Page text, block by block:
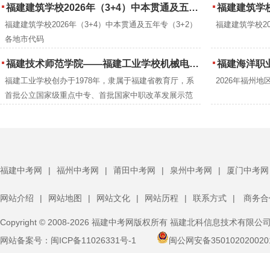
福建建筑学校2026年（3+4）中本贯通及五年专（3+2）各地市代码
福建建筑学校2026年（3+4）中本贯通及五年专（3+2）
各地市代码
福建建筑学
福建建筑学校
福建技术师范学院——福建工业学校机械电子工程专业中职本科“3+4”贯通培养招生
福建工业学校创办于1978年，隶属于福建省教育厅，系
首批公立国家级重点中专、首批国家中职改革发展示范
福建海洋职业技
2026年福州地
福建中考网 | 福州中考网 | 莆田中考网 | 泉州中考网 | 厦门中考网
网站介绍 | 网站地图 | 网站文化 | 网站历程 | 联系方式 | 商务
Copyright © 2008-2026 福建中考网版权所有 福建北科信息技术有限公
网站备案号： 闽ICP备11026331号-1
闽公网安备